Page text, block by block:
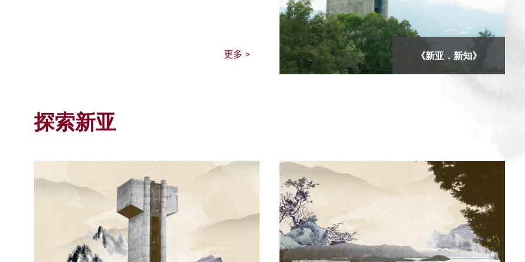
更多 > 《新亚．新知》
探索新亚